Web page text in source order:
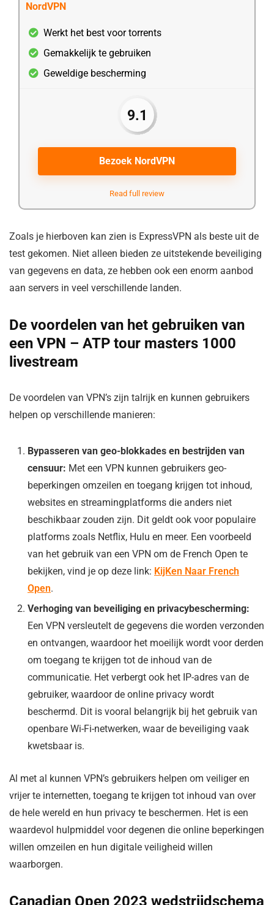
NordVPN
Werkt het best voor torrents
Gemakkelijk te gebruiken
Geweldige bescherming
9.1
Bezoek NordVPN
Read full review
Zoals je hierboven kan zien is ExpressVPN als beste uit de
test gekomen. Niet alleen bieden ze uitstekende beveiliging
van gegevens en data, ze hebben ook een enorm aanbod
aan servers in veel verschillende landen.
De voordelen van het gebruiken van
een VPN – ATP tour masters 1000
livestream
De voordelen van VPN’s zijn talrijk en kunnen gebruikers
helpen op verschillende manieren:
Bypasseren van geo-blokkades en bestrijden van
censuur: Met een VPN kunnen gebruikers geo-
beperkingen omzeilen en toegang krijgen tot inhoud,
websites en streamingplatforms die anders niet
beschikbaar zouden zijn. Dit geldt ook voor populaire
platforms zoals Netflix, Hulu en meer. Een voorbeeld
van het gebruik van een VPN om de French Open te
bekijken, vind je op deze link: KijKen Naar French
Open.
Verhoging van beveiliging en privacybescherming:
Een VPN versleutelt de gegevens die worden verzonden
en ontvangen, waardoor het moeilijk wordt voor derden
om toegang te krijgen tot de inhoud van de
communicatie. Het verbergt ook het IP-adres van de
gebruiker, waardoor de online privacy wordt
beschermd. Dit is vooral belangrijk bij het gebruik van
openbare Wi-Fi-netwerken, waar de beveiliging vaak
kwetsbaar is.
Al met al kunnen VPN’s gebruikers helpen om veiliger en
vrijer te internetten, toegang te krijgen tot inhoud van over
de hele wereld en hun privacy te beschermen. Het is een
waardevol hulpmiddel voor degenen die online beperkingen
willen omzeilen en hun digitale veiligheid willen
waarborgen.
Canadian Open 2023 wedstrijdschema